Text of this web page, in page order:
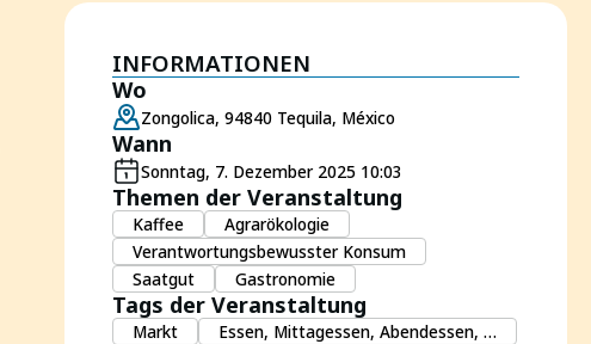
INFORMATIONEN
Wo
Zongolica, 94840 Tequila, México
Wann
Sonntag, 7. Dezember 2025 10:03
Themen der Veranstaltung
Kaffee
Agrarökologie
Verantwortungsbewusster Konsum
Saatgut
Gastronomie
Tags der Veranstaltung
Markt
Essen, Mittagessen, Abendessen, …